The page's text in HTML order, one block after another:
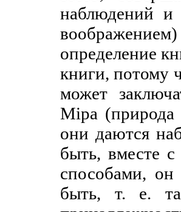
наблюдений
определение
книги, потому
может
Mipa (природа
они даются
быть, вместе с
способами,
быть, т. е.